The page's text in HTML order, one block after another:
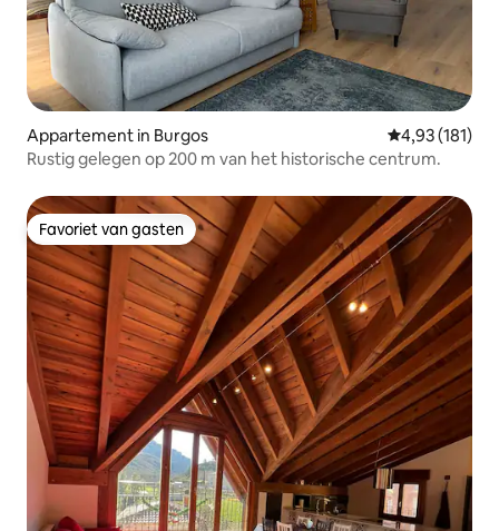
Appartement in Burgos Gemiddelde
4,93 (181)
Rustig gelegen op 200 m van het historische centrum.
Favoriet van gasten
Favoriet van gasten